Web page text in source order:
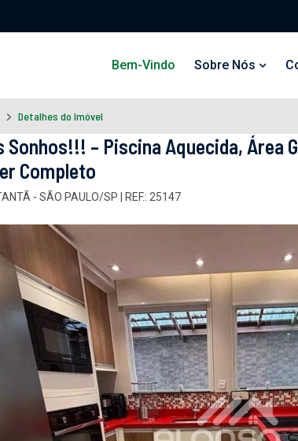
Bem-Vindo Sobre Nós
Detalhes do Imóvel
Sonhos!!! – Piscina Aquecida, Área
Completo
- SÃO PAULO/SP | REF.: 25147